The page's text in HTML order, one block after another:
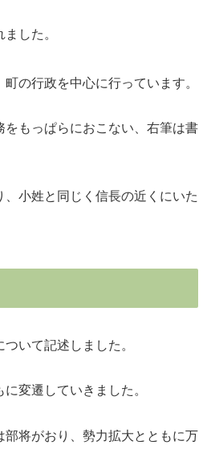
した。
町の行政を中心に行っています。
をもっぱらにおこない、右筆は書
、小姓と同じく信長の近くにいた
いて記述しました。
変遷していきました。
部将がおり、勢力拡大とともに万